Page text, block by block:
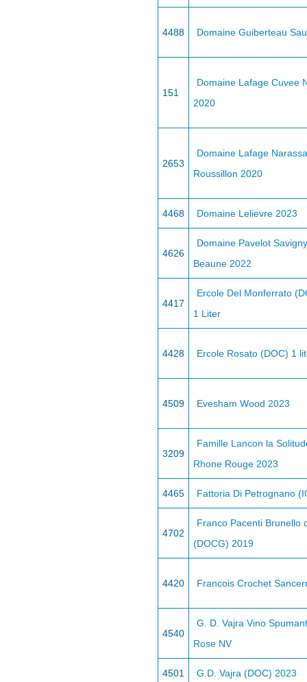
4488 Domaine Guiberteau
151
Domaine Lafage Cuvee
2020
2653
Domaine Lafage
Roussillon 2020
4468 Domaine Lelievre 2023
4626
Domaine Pavelot
Beaune 2022
4417
Ercole Del Monferrato
1 Liter
4428 Ercole Rosato (DOC) 1
4509 Evesham Wood 2023
3209
Famille Lancon la
Rhone Rouge 2023
4465 Fattoria Di Petrognano
4702
Franco Pacenti Brunello
(DOCG) 2019
4420 Francois Crochet
4540
G. D. Vajra Vino
Rose NV
4501 G.D. Vajra (DOC) 2023